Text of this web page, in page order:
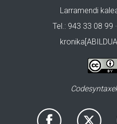
Larramendi
Tel.: 943 33 08 99